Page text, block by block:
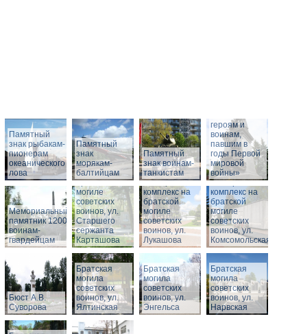
Памятный
знак рыбакам-
пионерам
океанического
лова
Памятный
знак
морякам-
балтийцам
Памятный
знак воинам-
танкистам
героям и
воинам,
павшим в
годы Первой
мировой
войны»
Мемориальный
памятник 1200
воинам-
гвардейцам
Мемориальный
комплекс на
братской
могиле
советских
воинов, ул.
Старшего
сержанта
Карташова
Мемориальный
комплекс на
братской
могиле
советских
воинов, ул.
Лукашова
Мемориальный
комплекс на
братской
могиле
советских
воинов, ул.
Комсомольская
Бюст А.В.
Суворова
Братская
могила
советских
воинов, ул.
Ялтинская
Братская
могила
советских
воинов, ул.
Энгельса
Братская
могила
советских
воинов, ул.
Нарвская